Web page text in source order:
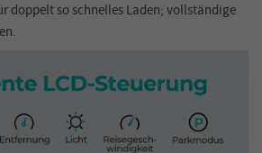
doppelt so schnelles Laden; vollständige